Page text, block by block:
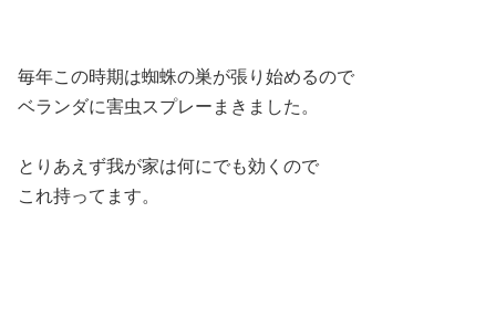
毎年この時期は蜘蛛の巣が張り始めるので
ベランダに害虫スプレーまきました。
とりあえず我が家は何にでも効くので
これ持ってます。